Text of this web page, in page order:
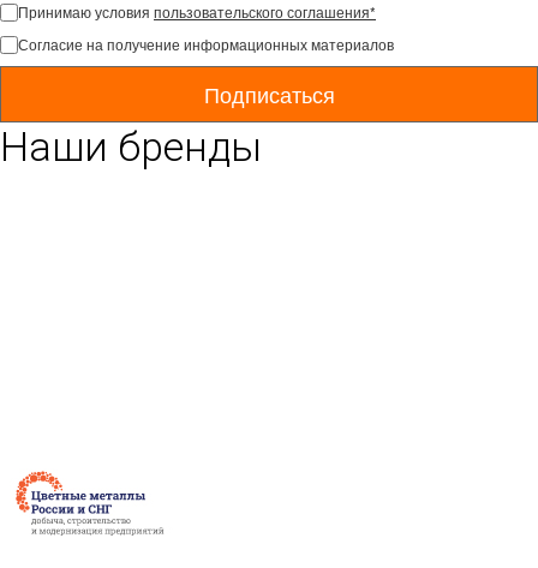
Принимаю условия пользовательского соглашения*
Согласие на получение информационных материалов
Наши бренды